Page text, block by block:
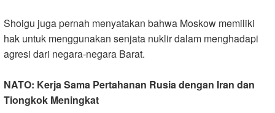
Shoigu juga pernah menyatakan bahwa Moskow memiliki
hak untuk menggunakan senjata nuklir dalam menghadapi
agresi dari negara-negara Barat.
NATO: Kerja Sama Pertahanan Rusia dengan Iran dan
Tiongkok Meningkat